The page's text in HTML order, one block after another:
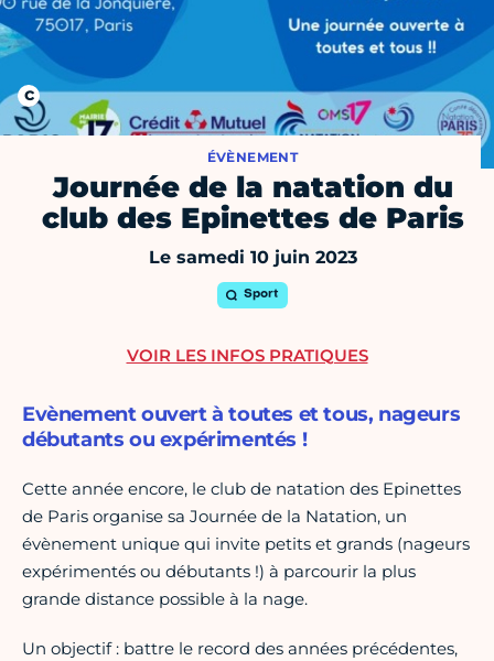
ÉVÈNEMENT
Journée de la natation du
club des Epinettes de Paris
Le samedi 10 juin 2023
Sport
Evènement ouvert à toutes et tous, nageurs
débutants ou expérimentés !
Cette année encore, le club de natation des Epinettes
de Paris organise sa Journée de la Natation, un
évènement unique qui invite petits et grands (nageurs
expérimentés ou débutants !) à parcourir la plus
grande distance possible à la nage.
Un objectif : battre le record des années précédentes,
VOIR LES INFOS PRATIQUES